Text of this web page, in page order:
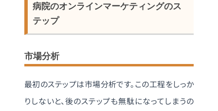
病院のオンラインマーケティングのス
テップ
市場分析
最初のステップは市場分析です。この工程をしっか
りしないと、後のステップも無駄になってしまうの